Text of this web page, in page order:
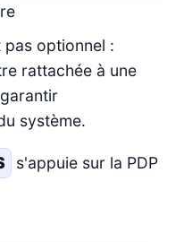
pas optionnel :
rattachée à une
système.
s'appuie sur la PDP